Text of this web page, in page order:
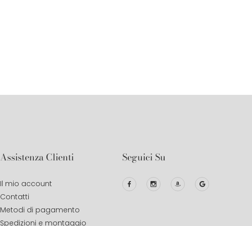
Assistenza Clienti
Il mio account
Contatti
Metodi di pagamento
Spedizioni e montaggio
Seguici Su